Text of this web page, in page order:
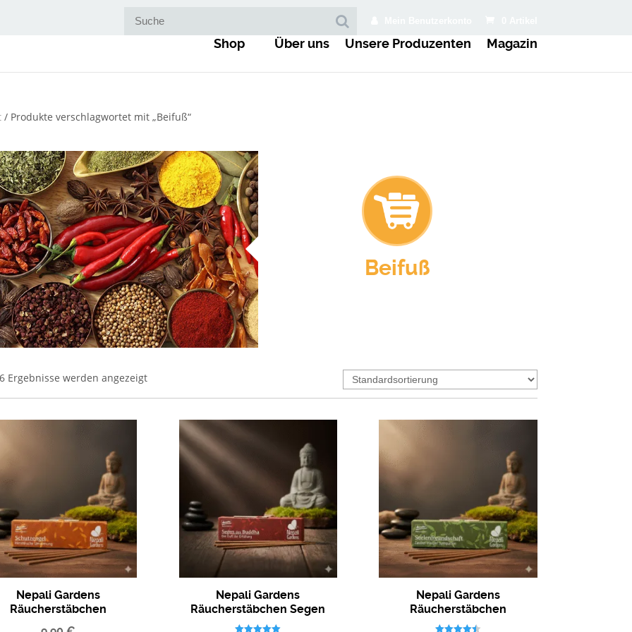
Shop Über uns Unsere Produzenten Magazin
/ Produkte verschlagwortet mit „Beifuß“
Beifuß
Ergebnisse werden angezeigt
Nepali Gardens
Räucherstäbchen
aus Nepal
Nepali Gardens
Räucherstäbchen Segen
des Buddha aus Nepal
Nepali Gardens
Räucherstäbchen
Seelenfreundschaft aus